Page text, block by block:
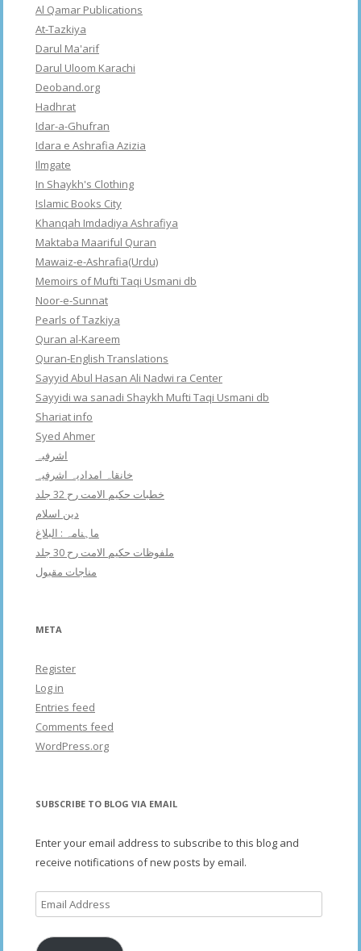
Al Qamar Publications
At-Tazkiya
Darul Ma'arif
Darul Uloom Karachi
Deoband.org
Hadhrat
Idar-a-Ghufran
Idara e Ashrafia Azizia
Ilmgate
In Shaykh's Clothing
Islamic Books City
Khanqah Imdadiya Ashrafiya
Maktaba Maariful Quran
Mawaiz-e-Ashrafia(Urdu)
Memoirs of Mufti Taqi Usmani db
Noor-e-Sunnat
Pearls of Tazkiya
Quran al-Kareem
Quran-English Translations
Sayyid Abul Hasan Ali Nadwi ra Center
Sayyidi wa sanadi Shaykh Mufti Taqi Usmani db
Shariat info
Syed Ahmer
اشرفبہ
خانقاہ امدادیہ اشرفیہ
خطبات حکیم الامت رح 32 جلد
دین اسلام
ماہنامہ : البلاغ
ملفوظات حکیم الامت رح 30 جلد
مناجات مقبول
META
Register
Log in
Entries feed
Comments feed
WordPress.org
SUBSCRIBE TO BLOG VIA EMAIL
Enter your email address to subscribe to this blog and
receive notifications of new posts by email.
Email
Address